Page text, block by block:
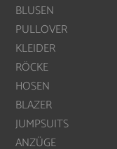
BLUSEN
PULLOVER
KLEIDER
RÖCKE
HOSEN
BLAZER
JUMPSUITS
ANZÜGE